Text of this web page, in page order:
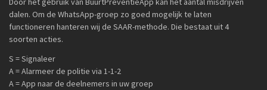
dalen. Om de WhatsApp-groep zo goed mogelijk te laten
functioneren hanteren wij de SAAR-methode. Die bestaat uit 4
soorten acties.
S = Signaleer
A = Alarmeer de politie via 1-1-2
A = App naar de deelnemers in uw groep